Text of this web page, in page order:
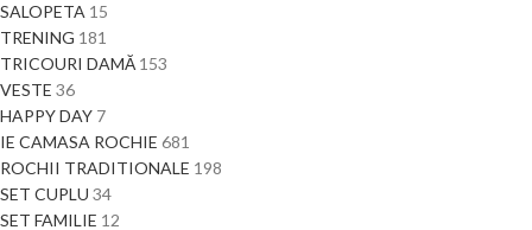
SALOPETA 15
TRENING 181
TRICOURI DAMĂ 153
VESTE 36
HAPPY DAY 7
IE CAMASA ROCHIE 681
ROCHII TRADITIONALE 198
SET CUPLU 34
SET FAMILIE 12